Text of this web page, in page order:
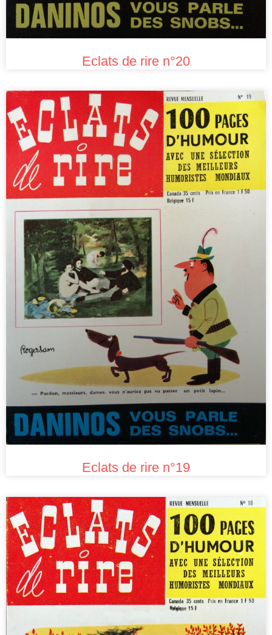
Eclats de rire n°20
Eclats de rire n°19